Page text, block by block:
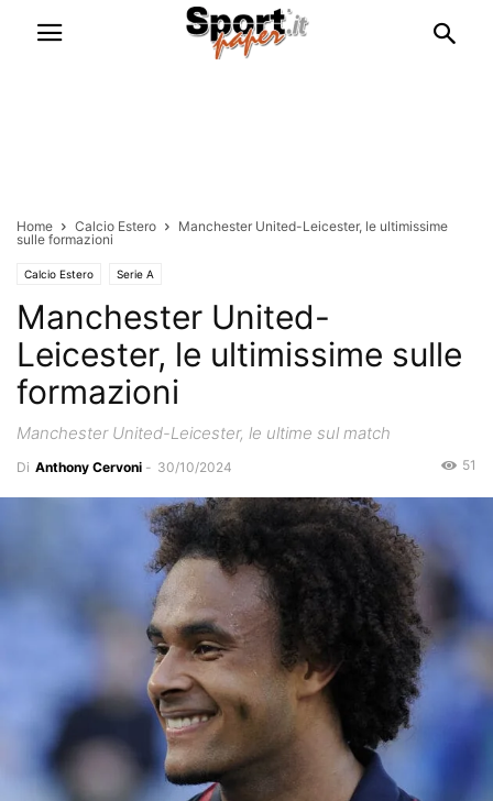
Home Calcio Estero
Manchester United-Leicester, le ultimissime
sulle formazioni
Calcio Estero Serie A
Manchester United-
Leicester, le ultimissime sulle
formazioni
Manchester United-Leicester, le ultime sul match
Di Anthony Cervoni - 30/10/2024 51